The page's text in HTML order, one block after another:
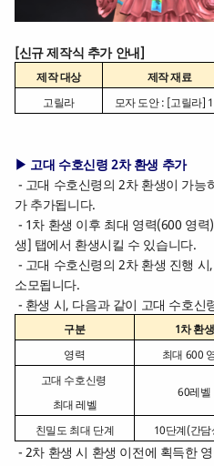
[신규 제작식 추가 안내]
제작 대상 제작 재료
고릴라
모자 도안 : [고릴라]
▶ 고대 수호신령 2차 환생 추가
- 고대 수호신령의 2차 환생이 가능
가 추가됩니다.
- 1차 환생 이후 최대 영력(600 영
생] 탭에서 환생시킬 수 있습니다.
- 고대 수호신령의 2차 환생 진행
소모됩니다.
- 환생 시, 다음과 같이 고대 수호신
구분 1차 환생
영력
최대 600
고대 수호신령
60레벨
최대 레벨
친밀도 최대 단계
10단계(간
- 2차 환생 시 환생 이전에 획득한